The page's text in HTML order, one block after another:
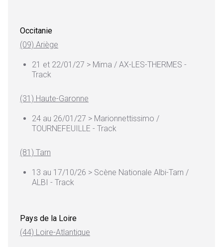
Occitanie
(09) Ariège
21 et 22/01/27 > Mima / AX-LES-THERMES -
Track
(31) Haute-Garonne
24 au 26/01/27 > Marionnettissimo /
TOURNEFEUILLE - Track
(81) Tarn
13 au 17/10/26 > Scène Nationale Albi-Tarn /
ALBI - Track
Pays de la Loire
(44) Loire-Atlantique